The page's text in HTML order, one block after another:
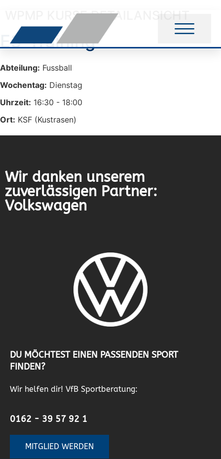
WPMP KURSE DETAILANSICHT
E3-Training
Abteilung: Fussball
Wochentag: Dienstag
Uhrzeit: 16:30 - 18:00
Ort: KSF (Kustrasen)
Wir danken unserem
zuverlässigen Partner:
Volkswagen
DU MÖCHTEST EINEN PASSENDEN SPORT
FINDEN?
Wir helfen dir! VfB Sportberatung:
0162 - 39 57 92 1
MITGLIED WERDEN